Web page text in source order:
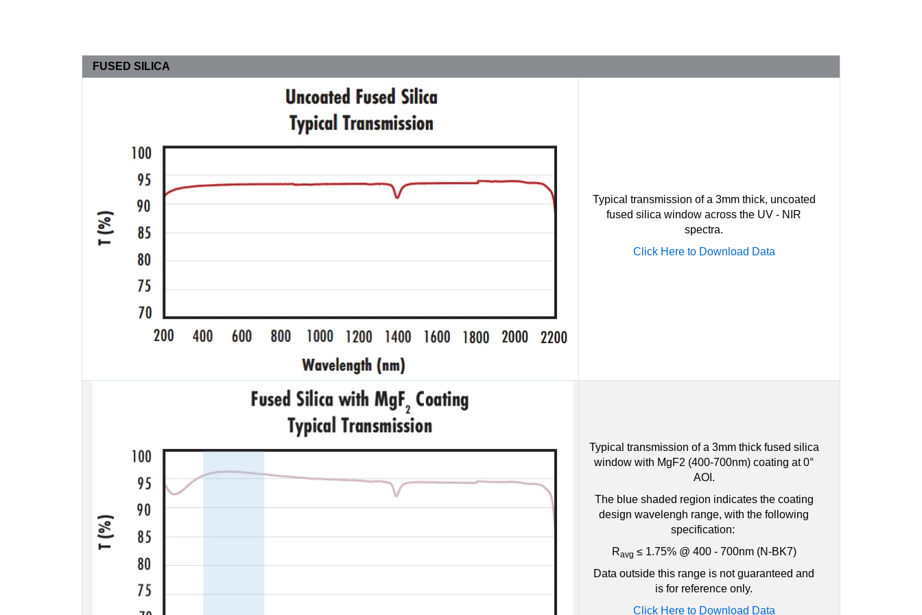
FUSED SILICA
Typical transmission of a 3mm thick, uncoated
fused silica window across the UV - NIR
spectra.
Click Here to Download Data
Typical transmission of a 3mm thick fused silica
window with MgF2 (400-700nm) coating at 0°
AOI.
The blue shaded region indicates the coating
design wavelengh range, with the following
specification:
Ravg ≤ 1.75% @ 400 - 700nm (N-BK7)
Data outside this range is not guaranteed and
is for reference only.
Click Here to Download Data